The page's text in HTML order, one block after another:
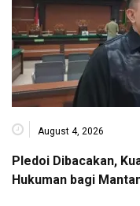
August 4, 2026
Pledoi Dibacakan,
Hukuman bagi